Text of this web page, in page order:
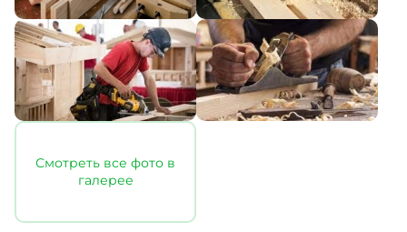
Смотреть все фото в
галерее